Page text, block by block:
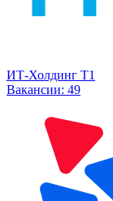
ИТ-Холдинг Т1
Вакансии: 49